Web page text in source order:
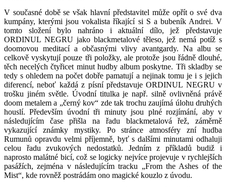
V současné době se však hlavní představitel může opřít o své dva
kumpány, kterými jsou vokalista říkající si S a bubeník Andrei. V
tomto složení bylo nahráno i aktuální dílo, jež představuje
ORDINUL NEGRU jako blackmetalové těleso, jež nemá potíž s
doomovou meditací a občasnými vlivy avantgardy. Na albu se
celkově vyskytují pouze tři položky, ale protože jsou řádně dlouhé,
těch necelých čtyřicet minut hudby album poskytne. Tři skladby se
tedy s ohledem na počet dobře pamatují a nejinak tomu je i s jejich
diferencí, neboť každá z písní představuje ORDINUL NEGRU v
trošku jiném světle. Úvodní titulka je např. silně ovlivněná právě
doom metalem a „černý kov“ zde tak trochu zaujímá úlohu druhých
houslí. Především úvodní tři minuty jsou plné rozjímání, aby v
následujícím čase přišla na řadu blackmetalová řež, záměrně
vykazující známky mystiky. Po stránce atmosféry zní hudba
Rumunů opravdu velmi příjemně, byť s dalšími minutami odhaluji
celou řadu zvukových nedostatků. Jedním z příkladů budiž i
naprosto malátné bicí, což se logicky nejvíce projevuje v rychlejších
pasážích, zejména v následujícím tracku „From the Ashes of the
Mist“, kde rovněž postrádám ono magické kouzlo z úvodu.